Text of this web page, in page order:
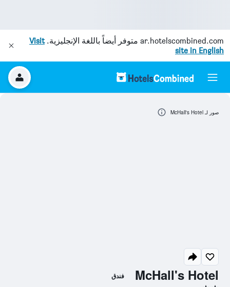
ar.hotelscombined.com متوفر أيضاً باللغة الإنجليزية.Visit
site in English
McHall's Hotel فندق
صور لـ McHall's Hotel